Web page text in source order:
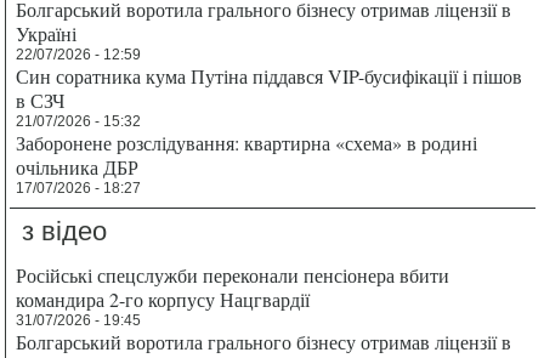
Болгарський воротила грального бізнесу отримав ліцензії в
Україні
22/07/2026 - 12:59
Син соратника кума Путіна піддався VIP-бусифікації і пішов
в СЗЧ
21/07/2026 - 15:32
Заборонене розслідування: квартирна «схема» в родині
очільника ДБР
17/07/2026 - 18:27
з відео
Російські спецслужби переконали пенсіонера вбити
командира 2-го корпусу Нацгвардії
31/07/2026 - 19:45
Болгарський воротила грального бізнесу отримав ліцензії в